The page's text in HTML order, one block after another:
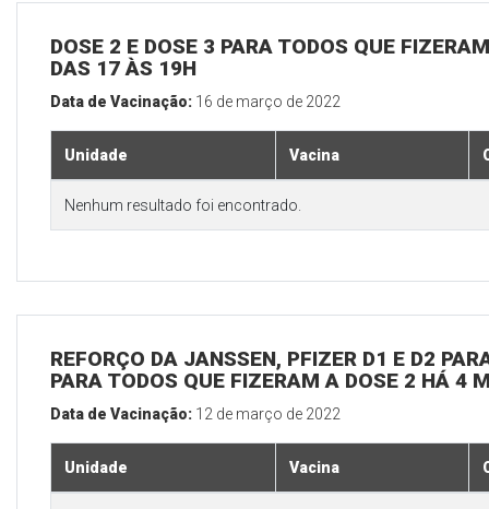
DOSE 2 E DOSE 3 PARA TODOS QUE
DAS 17 ÀS 19H
Data de Vacinação: 16 de março de 2022
Unidade Vacina
Nenhum resultado foi encontrado.
REFORÇO DA JANSSEN, PFIZER D1 E D2
PARA TODOS QUE FIZERAM A DOSE 2 HÁ 4
Data de Vacinação: 12 de março de 2022
Unidade Vacina